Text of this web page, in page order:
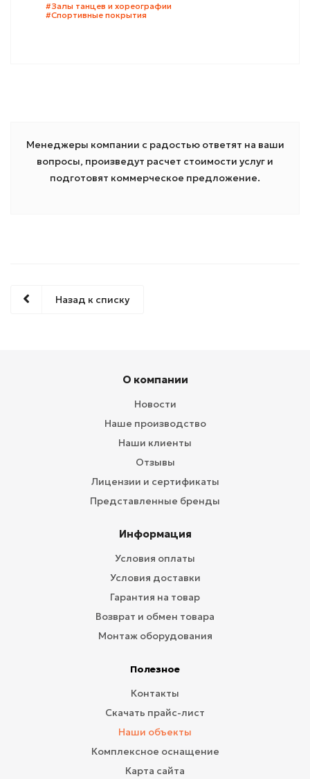
#Залы танцев и хореографии
#Спортивные покрытия
Менеджеры компании с радостью ответят на ваши
вопросы, произведут расчет стоимости услуг и
подготовят коммерческое предложение.
Назад к списку
О компании
Новости
Наше производство
Наши клиенты
Отзывы
Лицензии и сертификаты
Представленные бренды
Информация
Условия оплаты
Условия доставки
Гарантия на товар
Возврат и обмен товара
Монтаж оборудования
Полезное
Контакты
Скачать прайс-лист
Наши объекты
Комплексное оснащение
Карта сайта